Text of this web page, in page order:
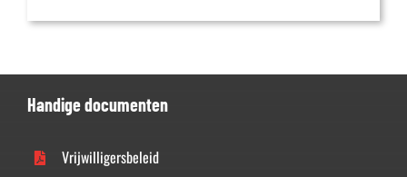
Handige documenten
Vrijwilligersbeleid